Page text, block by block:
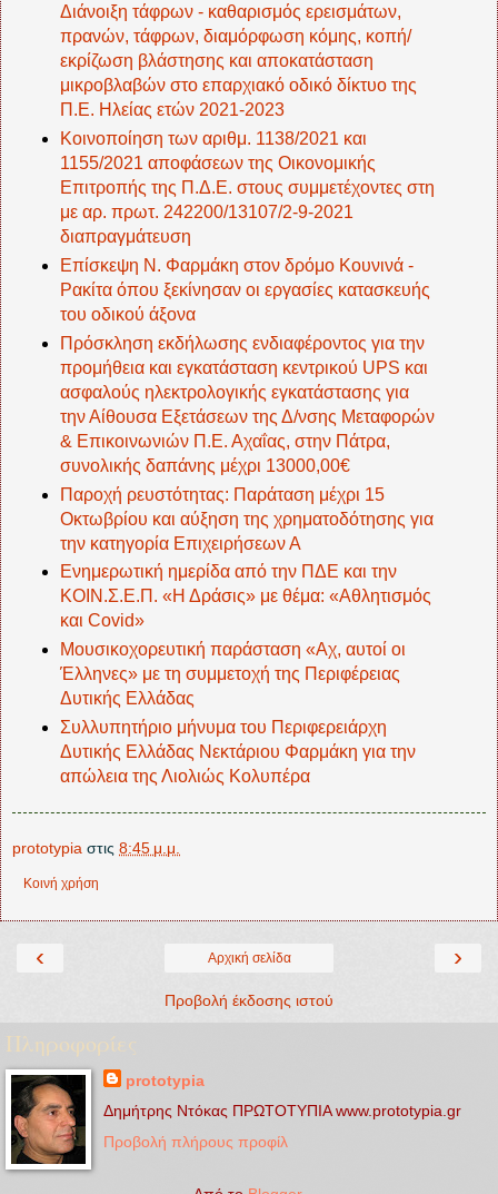
Διάνοιξη τάφρων - καθαρισμός ερεισμάτων,
πρανών, τάφρων, διαμόρφωση κόμης, κοπή/
εκρίζωση βλάστησης και αποκατάσταση
μικροβλαβών στο επαρχιακό οδικό δίκτυο της
Π.Ε. Ηλείας ετών 2021-2023
Κοινοποίηση των αριθμ. 1138/2021 και
1155/2021 αποφάσεων της Οικονομικής
Επιτροπής της Π.Δ.Ε. στους συμμετέχοντες στη
με αρ. πρωτ. 242200/13107/2-9-2021
διαπραγμάτευση
Επίσκεψη Ν. Φαρμάκη στον δρόμο Κουνινά -
Ρακίτα όπου ξεκίνησαν οι εργασίες κατασκευής
του οδικού άξονα
Πρόσκληση εκδήλωσης ενδιαφέροντος για την
προμήθεια και εγκατάσταση κεντρικού UPS και
ασφαλούς ηλεκτρολογικής εγκατάστασης για
την Αίθουσα Εξετάσεων της Δ/νσης Μεταφορών
& Επικοινωνιών Π.Ε. Αχαΐας, στην Πάτρα,
συνολικής δαπάνης μέχρι 13000,00€
Παροχή ρευστότητας: Παράταση μέχρι 15
Οκτωβρίου και αύξηση της χρηματοδότησης για
την κατηγορία Επιχειρήσεων Α
Ενημερωτική ημερίδα από την ΠΔΕ και την
ΚΟΙΝ.Σ.Ε.Π. «Η Δράσις» με θέμα: «Αθλητισμός
και Covid»
Μουσικοχορευτική παράσταση «Αχ, αυτοί οι
Έλληνες» με τη συμμετοχή της Περιφέρειας
Δυτικής Ελλάδας
Συλλυπητήριο μήνυμα του Περιφερειάρχη
Δυτικής Ελλάδας Νεκτάριου Φαρμάκη για την
απώλεια της Λιολιώς Κολυπέρα
prototypia στις 8:45 μ.μ.
Κοινή χρήση
‹ ›
Αρχική σελίδα
Προβολή έκδοσης ιστού
Πληροφορίες
prototypia
Δημήτρης Ντόκας ΠΡΩΤΟΤΥΠΙΑ www.prototypia.gr
Προβολή πλήρους προφίλ